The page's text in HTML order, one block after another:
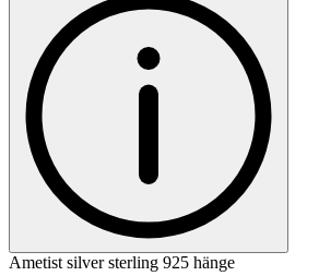
Ametist silver sterling 925 hänge